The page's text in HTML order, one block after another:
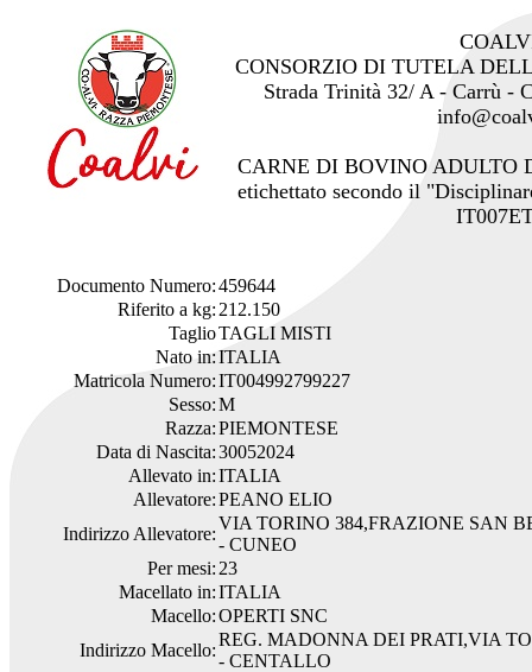
CONSORZIO DI TUTELA
Strada Trinità 32/ A - Carrù -
CARNE DI BOVINO ADULTO
etichettato secondo il
Documento Numero:459644
Riferito a kg: 212.150
TaglioTAGLI MISTI
Nato in:ITALIA
Matricola Numero:IT004992799227
Sesso:M
Razza:PIEMONTESE
Data di Nascita:30052024
Allevato in:ITALIA
Allevatore:PEANO ELIO
Indirizzo Allevatore:
VIA TORINO 384,FRAZIONE SAN
- CUNEO
Per mesi: 23
Macellato in:ITALIA
Macello:OPERTI SNC
Indirizzo Macello:
REG. MADONNA DEI PRATI,VIA
- CENTALLO